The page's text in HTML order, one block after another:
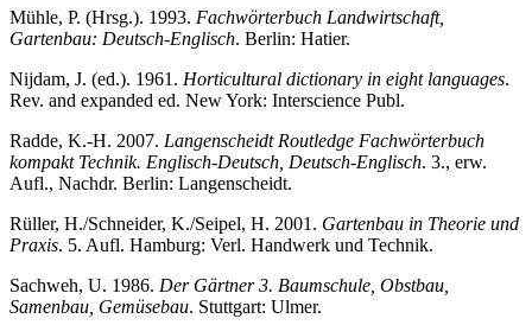
Mühle, P. (Hrsg.). 1993. Fachwörterbuch Landwirtschaft,
Gartenbau: Deutsch-Englisch. Berlin: Hatier.
Nijdam, J. (ed.). 1961. Horticultural dictionary in eight languages.
Rev. and expanded ed. New York: Interscience Publ.
Radde, K.-H. 2007. Langenscheidt Routledge Fachwörterbuch
kompakt Technik. Englisch-Deutsch, Deutsch-Englisch. 3., erw.
Aufl., Nachdr. Berlin: Langenscheidt.
Rüller, H./Schneider, K./Seipel, H. 2001. Gartenbau in Theorie und
Praxis. 5. Aufl. Hamburg: Verl. Handwerk und Technik.
Sachweh, U. 1986. Der Gärtner 3. Baumschule, Obstbau,
Samenbau, Gemüsebau. Stuttgart: Ulmer.